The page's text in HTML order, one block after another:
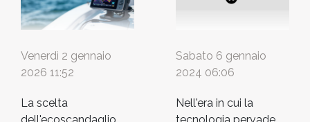
Venerdì 2 gennaio
2026 11:52
La scelta
Sabato 6 gennaio
2024 06:06
Nell'era in cui la